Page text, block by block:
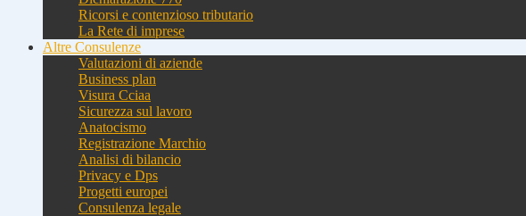
Ricorsi e contenzioso tributario
La Rete di imprese
Altre Consulenze
Valutazioni di aziende
Business plan
Visura Cciaa
Sicurezza sul lavoro
Anatocismo
Registrazione Marchio
Analisi di bilancio
Privacy e Dps
Progetti europei
Consulenza legale